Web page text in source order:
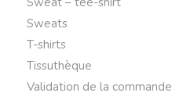
Sweats
T-shirts
Tissuthèque
Validation de la commande